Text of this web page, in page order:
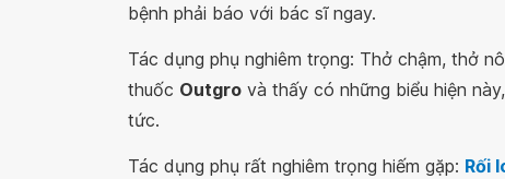
bệnh phải báo với bác sĩ ngay.
Tác dụng phụ nghiêm trọng: Thở chậm, thở
thuốc Outgro và thấy có những biểu hiện
tức.
Tác dụng phụ rất nghiêm trọng hiếm gặp: Rối